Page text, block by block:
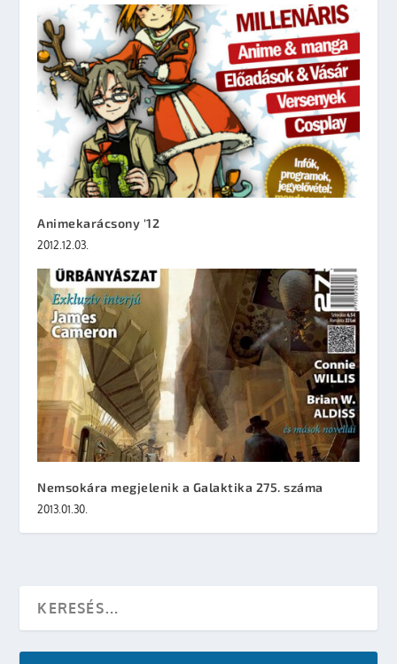
Animekarácsony '12
2012.12.03.
Nemsokára megjelenik a Galaktika 275. száma
2013.01.30.